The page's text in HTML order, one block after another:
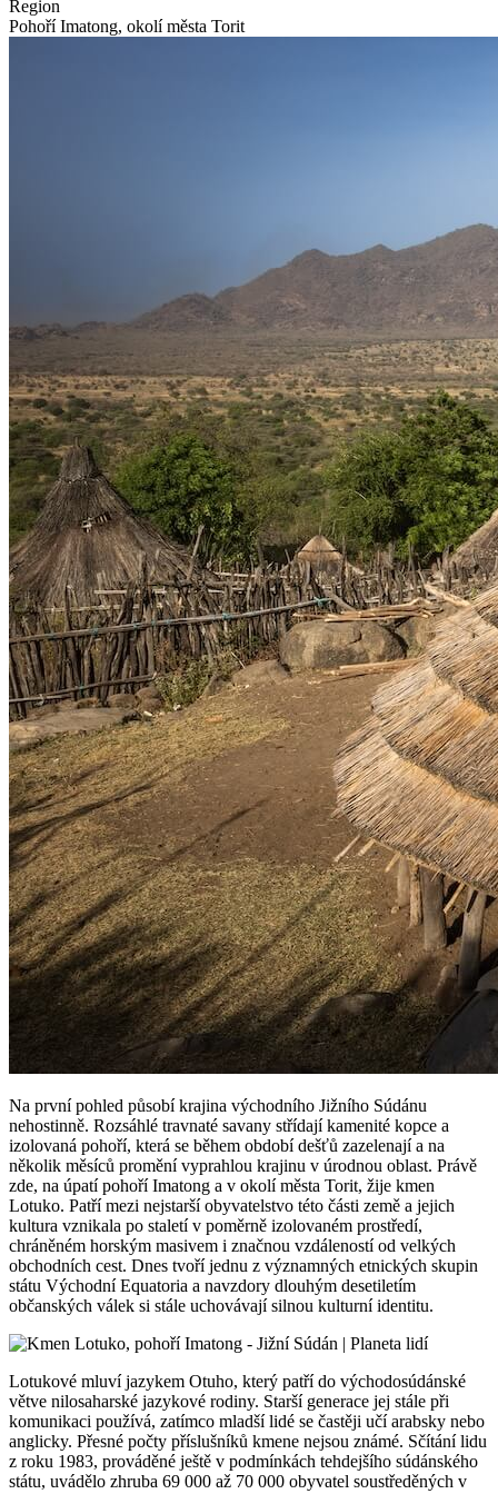
Region
Pohoří Imatong, okolí města Torit
Na první pohled působí krajina východního Jižního Súdánu
nehostinně. Rozsáhlé travnaté savany střídají kamenité kopce a
izolovaná pohoří, která se během období dešťů zazelenají a na
několik měsíců promění vyprahlou krajinu v úrodnou oblast. Právě
zde, na úpatí pohoří Imatong a v okolí města Torit, žije kmen
Lotuko. Patří mezi nejstarší obyvatelstvo této části země a jejich
kultura vznikala po staletí v poměrně izolovaném prostředí,
chráněném horským masivem i značnou vzdáleností od velkých
obchodních cest. Dnes tvoří jednu z významných etnických skupin
státu Východní Equatoria a navzdory dlouhým desetiletím
občanských válek si stále uchovávají silnou kulturní identitu.
Lotukové mluví jazykem Otuho, který patří do východosúdánské
větve nilosaharské jazykové rodiny. Starší generace jej stále při
komunikaci používá, zatímco mladší lidé se častěji učí arabsky nebo
anglicky. Přesné počty příslušníků kmene nejsou známé. Sčítání lidu
z roku 1983, prováděné ještě v podmínkách tehdejšího súdánského
státu, uvádělo zhruba 69 000 až 70 000 obyvatel soustředěných v